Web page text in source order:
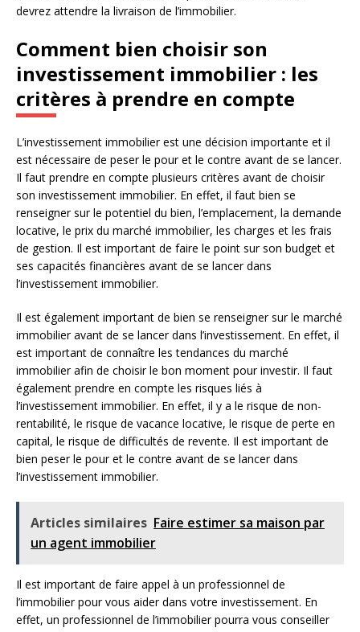
devrez attendre la livraison de l’immobilier.
Comment bien choisir son
investissement immobilier : les
critères à prendre en compte
L’investissement immobilier est une décision importante et il
est nécessaire de peser le pour et le contre avant de se lancer.
Il faut prendre en compte plusieurs critères avant de choisir
son investissement immobilier. En effet, il faut bien se
renseigner sur le potentiel du bien, l’emplacement, la demande
locative, le prix du marché immobilier, les charges et les frais
de gestion. Il est important de faire le point sur son budget et
ses capacités financières avant de se lancer dans
l’investissement immobilier.
Il est également important de bien se renseigner sur le marché
immobilier avant de se lancer dans l’investissement. En effet, il
est important de connaître les tendances du marché
immobilier afin de choisir le bon moment pour investir. Il faut
également prendre en compte les risques liés à
l’investissement immobilier. En effet, il y a le risque de non-
rentabilité, le risque de vacance locative, le risque de perte en
capital, le risque de difficultés de revente. Il est important de
bien peser le pour et le contre avant de se lancer dans
l’investissement immobilier.
Articles similaires Faire estimer sa maison par
un agent immobilier
Il est important de faire appel à un professionnel de
l’immobilier pour vous aider dans votre investissement. En
effet, un professionnel de l’immobilier pourra vous conseiller